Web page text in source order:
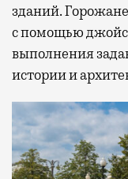
зданий.
с помощью
выполнения
истории и